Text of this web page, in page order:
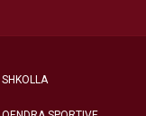
SHKOLLA